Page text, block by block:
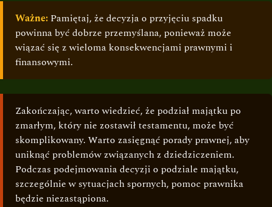
Ważne: Pamiętaj, że decyzja o przyjęciu spadku
powinna być dobrze przemyślana, ponieważ może
wiązać się z wieloma konsekwencjami prawnymi i
finansowymi.
Zakończając, warto wiedzieć, że podział majątku po
zmarłym, który nie zostawił testamentu, może być
skomplikowany. Warto zasięgnąć porady prawnej, aby
uniknąć problemów związanych z dziedziczeniem.
Podczas podejmowania decyzji o podziale majątku,
szczególnie w sytuacjach spornych, pomoc prawnika
będzie niezastąpiona.